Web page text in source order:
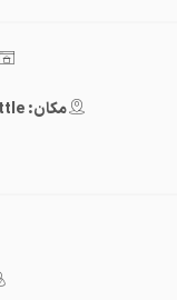
مکان: United States of America/Seattle